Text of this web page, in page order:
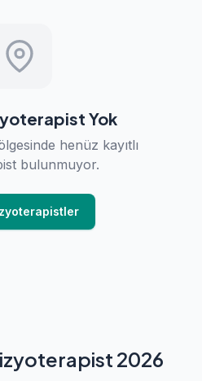
Yok
henüz kayıtlı
bulunmuyor.
2026